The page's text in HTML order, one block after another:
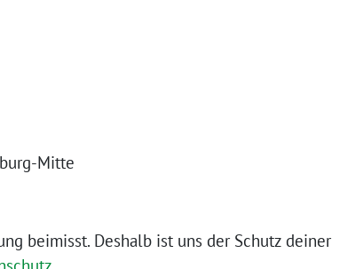
Mitte
beimisst. Deshalb ist uns der Schutz deiner